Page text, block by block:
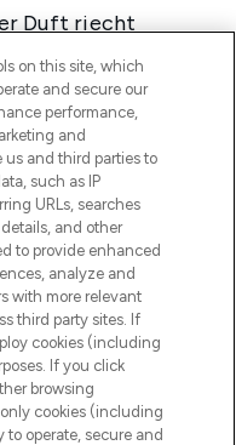
on this site, which
and secure our
performance,
and
us and third parties to
such as IP
URLs, searches
and other
to provide enhanced
analyze and
with more relevant
third party sites. If
cookies (including
If you click
browsing
cookies (including
to operate, secure and